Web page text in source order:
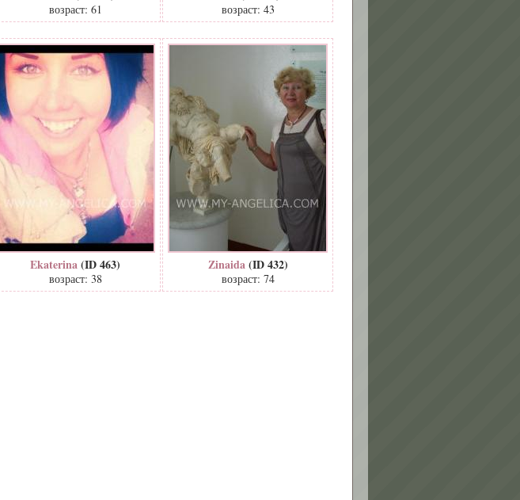
возраст: 61 возраст: 43
Ekaterina(ID 463)
возраст: 38
Zinaida (ID 432)
возраст: 74